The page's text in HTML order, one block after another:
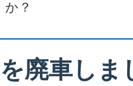
か？
廃車しま